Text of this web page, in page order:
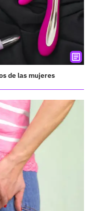
de las mujeres